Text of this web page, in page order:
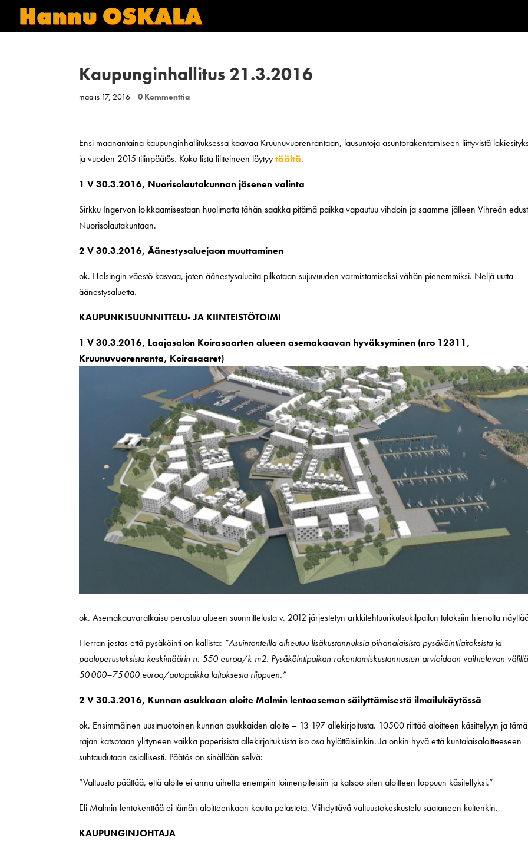
Kaupunginhallitus 21.3.2016
maalis 17, 2016 |0 Kommenttia
Ensi maanantaina kaupunginhallituksessa kaavaa Kruunuvuorenrantaan, lausuntoja asuntorakentamiseen liittyvistä
ja vuoden 2015 tilinpäätös. Koko lista liitteineen löytyytäältä.
1 V 30.3.2016, Nuorisolautakunnan jäsenen valinta
Sirkku Ingervon loikkaamisestaan huolimatta tähän saakka pitämä paikka vapautuu vihdoin ja saamme jälleen Vihreän
Nuorisolautakuntaan.
2 V 30.3.2016, Äänestysaluejaon muuttaminen
ok. Helsingin väestö kasvaa, joten äänestysalueita pilkotaan sujuvuuden varmistamiseksi vähän pienemmiksi. Neljä uutta
äänestysaluetta.
KAUPUNKISUUNNITTELU- JA KIINTEISTÖTOIMI
1 V 30.3.2016, Laajasalon Koirasaarten alueen asemakaavan hyväksyminen (nro 12311,
Kruunuvuorenranta, Koirasaaret)
ok. Asemakaavaratkaisu perustuu alueen suunnittelusta v. 2012 järjestetyn arkkitehtuurikutsukilpailun tuloksiin hienolta
Herran jestas että pysäköinti on kallista: ”Asuintonteilla aiheutuu lisäkustannuksia pihanalaisista pysäköintilaitoksista ja
paaluperustuksista keskimäärin n. 550 euroa/k-m2. Pysäköintipaikan rakentamiskustannusten arvioidaan vaihtelevan välillä
50 000–75 000 euroa/autopaikka laitoksesta riippuen.”
2 V 30.3.2016, Kunnan asukkaan aloite Malmin lentoaseman säilyttämisestä ilmailukäytössä
ok. Ensimmäinen uusimuotoinen kunnan asukkaiden aloite – 13 197 allekirjoitusta. 10500 riittää aloitteen käsittelyyn ja
rajan katsotaan ylittyneen vaikka paperisista allekirjoituksista iso osa hylättäisiinkin. Ja onkin hyvä että kuntalaisaloitteeseen
suhtaudutaan asiallisesti. Päätös on sinällään selvä:
”Valtuusto päättää, että aloite ei anna aihetta enempiin toimenpiteisiin ja katsoo siten aloitteen loppuun käsitellyksi.”
Eli Malmin lentokenttää ei tämän aloitteenkaan kautta pelasteta. Viihdyttävä valtuustokeskustelu saataneen kuitenkin.
KAUPUNGINJOHTAJA